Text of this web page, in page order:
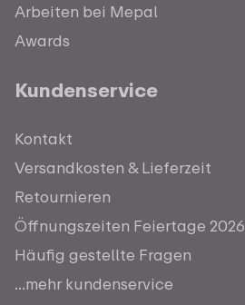
Arbeiten bei Mepal
Awards
Kundenservice
Kontakt
Versandkosten & Lieferzeit
Retournieren
Öffnungszeiten Feiertage 2026
Häufig gestellte Fragen
...mehr kundenservice